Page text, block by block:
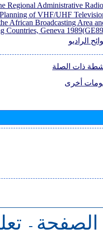
Regional Administrative Radio
of VHF/UHF
African Broadcasting Area
Countries, Geneva
الراديو
ذات الصلة
أخرى
الصفحة -